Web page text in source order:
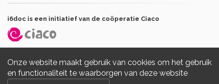
Onze website maakt gebruik van cookies om het gebruik
en functionaliteit te waarborgen van deze website
i6doc is een initiatief van de coöperatie Ciaco